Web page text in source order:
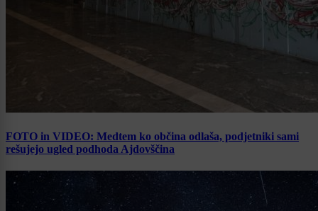
FOTO in VIDEO: Medtem ko občina odlaša, podjetniki sami
rešujejo ugled podhoda Ajdovščina